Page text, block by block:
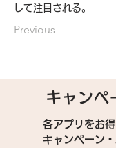
して注目される。
Previous
キャンペ
各アプリをお得
キャンペーン